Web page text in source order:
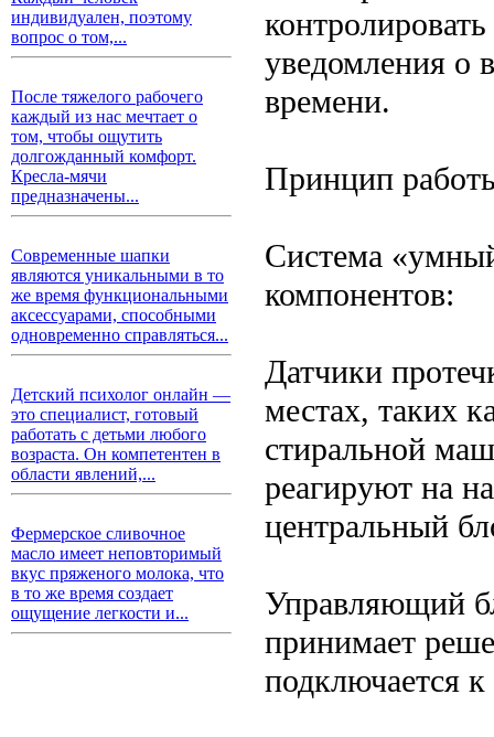
индивидуален, поэтому
вопрос о том,...
После тяжелого рабочего
каждый из нас мечтает о
том, чтобы ощутить
долгожданный комфорт.
Кресла-мячи
предназначены...
Современные шапки
являются уникальными в то
же время функциональными
аксессуарами, способными
одновременно справляться...
Детский психолог онлайн —
это специалист, готовый
работать с детьми любого
возраста. Он компетентен в
области явлений,...
Фермерское сливочное
масло имеет неповторимый
вкус пряженого молока, что
в то же время создает
ощущение легкости и...
уведомления о
времени.
Принцип
Система
компонентов:
Датчики
местах, таких
стиральной
реагируют на
центральный
Управляющий
принимает
подключается к